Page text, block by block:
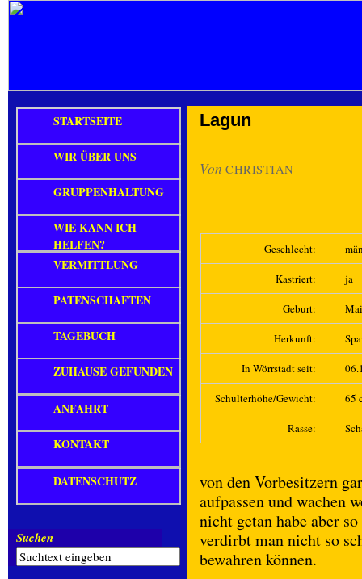
Lagun
Von CHRISTIAN
Geschlecht:
Kastriert: ja
Geburt:
Herkunft:
In Wörrstadt seit:
Schulterhöhe/Gewicht: 65
Rasse:
von den Vorbesitzern
aufpassen und wachen
nicht getan habe aber
verdirbt man nicht so
bewahren können.
STARTSEITE
WIR ÜBER UNS
GRUPPENHALTUNG
WIE KANN ICH
HELFEN?
VERMITTLUNG
PATENSCHAFTEN
TAGEBUCH
ZUHAUSE GEFUNDEN
ANFAHRT
KONTAKT
DATENSCHUTZ
Suchen